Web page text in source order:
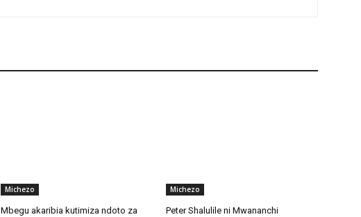
Michezo
Mbegu akaribia kutimiza ndoto za
Michezo
Peter Shalulile ni Mwananchi